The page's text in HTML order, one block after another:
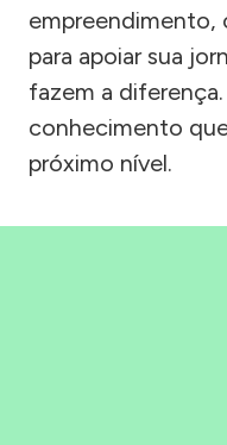
empreendimento,
para apoiar sua
fazem a
conhecimento
próximo nível.